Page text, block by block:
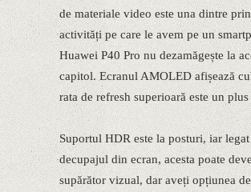
de materiale video este una dintre
activități pe care le avem pe un
Huawei P40 Pro nu dezamăgește la
capitol. Ecranul AMOLED afișează
rata de refresh superioară este un
Suportul HDR este la posturi, iar
decupajul din ecran, acesta poate
supărător vizual, dar aveți opțiunea